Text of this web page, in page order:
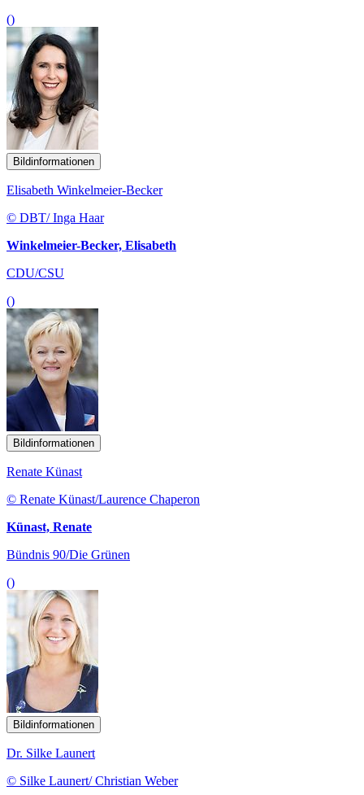
()
Bildinformationen
Elisabeth Winkelmeier-Becker
© DBT/ Inga Haar
Winkelmeier-Becker, Elisabeth
CDU/CSU
()
Bildinformationen
Renate Künast
© Renate Künast/Laurence Chaperon
Künast, Renate
Bündnis 90/Die Grünen
()
Bildinformationen
Dr. Silke Launert
© Silke Launert/ Christian Weber